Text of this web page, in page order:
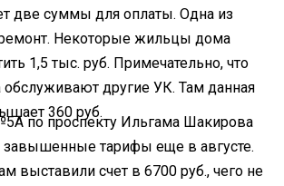
две суммы для оплаты. Одна из
Некоторые жильцы дома
1,5 тыс. руб. Примечательно, что
другие УК. Там данная
360 руб.
по проспекту Ильгама Шакирова
завышенные тарифы еще в августе.
выставили счет в 6700 руб., чего не